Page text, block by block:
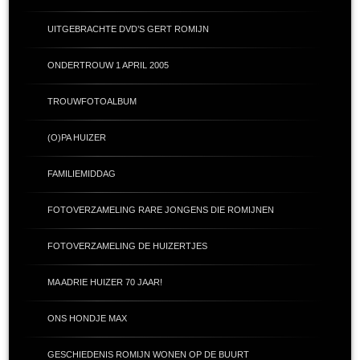
UITGEBRACHTE DVD’S GERT ROMIJN
ONDERTROUW 1 APRIL 2005
TROUWFOTOALBUM
(O)PA HUIZER
FAMILIEMIDDAG
FOTOVERZAMELING RARE JONGENS DIE ROMIJNEN
FOTOVERZAMELING DE HUIZERTJES
MA ADRIE HUIZER 70 JAAR!
ONS HONDJE MAX
GESCHIEDENIS ROMIJN WONEN OP DE BUURT